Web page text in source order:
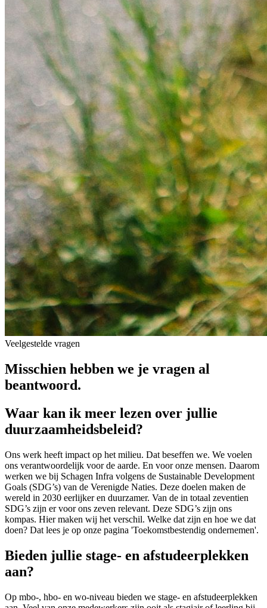
Veelgestelde vragen
Misschien hebben we je vragen al
beantwoord.
Waar kan ik meer lezen over jullie
duurzaamheidsbeleid?
Ons werk heeft impact op het milieu. Dat beseffen we. We voelen
ons verantwoordelijk voor de aarde. En voor onze mensen. Daarom
werken we bij Schagen Infra volgens de Sustainable Development
Goals (SDG’s) van de Verenigde Naties. Deze doelen maken de
wereld in 2030 eerlijker en duurzamer. Van de in totaal zeventien
SDG’s zijn er voor ons zeven relevant. Deze SDG’s zijn ons
kompas. Hier maken wij het verschil. Welke dat zijn en hoe we dat
doen? Dat lees je op onze pagina 'Toekomstbestendig ondernemen'.
Bieden jullie stage- en afstudeerplekken
aan?
Op mbo-, hbo- en wo-niveau bieden we stage- en afstudeerplekken